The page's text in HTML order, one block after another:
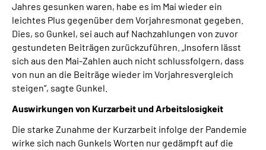
Jahres gesunken waren, habe es im Mai wieder ein
leichtes Plus gegenüber dem Vorjahresmonat gegeben.
Dies, so Gunkel, sei auch auf Nachzahlungen von zuvor
gestundeten Beiträgen zurückzuführen. „Insofern lässt
sich aus den Mai-Zahlen auch nicht schlussfolgern, dass
von nun an die Beiträge wieder im Vorjahresvergleich
steigen“, sagte Gunkel.
Auswirkungen von Kurzarbeit und Arbeitslosigkeit
Die starke Zunahme der Kurzarbeit infolge der Pandemie
wirke sich nach Gunkels Worten nur gedämpft auf die